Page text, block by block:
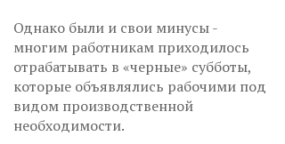
Однако были и свои минусы -
многим работникам приходилось
отрабатывать в «черные» субботы,
которые объявлялись рабочими под
видом производственной
необходимости.